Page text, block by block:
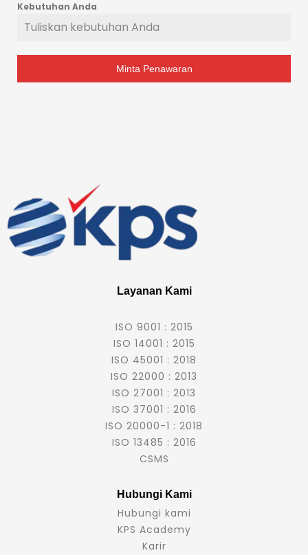
Kebutuhan Anda
Minta Penawaran
Layanan Kami
ISO 9001 : 2015
ISO 14001 : 2015
ISO 45001 : 2018
ISO 22000 : 2013
ISO 27001 : 2013
ISO 37001 : 2016
ISO 20000-1 : 2018
ISO 13485 : 2016
CSMS
Hubungi Kami
Hubungi kami
KPS Academy
Karir